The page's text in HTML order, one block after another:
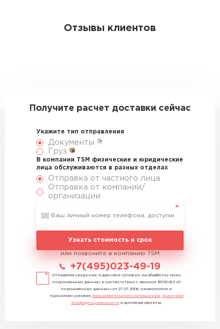
Отзывы клиентов
Получите расчет доставки сейчас
Укажите тип отправления
Документы
Груз
В компании TSM физические и юридические
лица обслуживаются в разных отделах
Отправка от частного лица
Отправка от компании/
организации
Узнать стоимость и срок
или позвоните в компанию TSM
+7(495)023-49-19
Отправляя сведения, я даю свое согласие на обработку моих
персональных данных в соответствии с законом №152-ФЗ «О
персональных данных» от 27.07.2006, ознакомился и
принимаю условия пользовательского соглашения
политики
конфиденциальности и договора оферты.